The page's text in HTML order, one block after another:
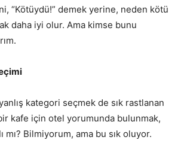
“Kötüydü!” demek yerine, neden kötü
daha iyi olur. Ama kimse bunu
kategori seçmek de sık rastlanan
kafe için otel yorumunda bulunmak,
mı? Bilmiyorum, ama bu sık oluyor.